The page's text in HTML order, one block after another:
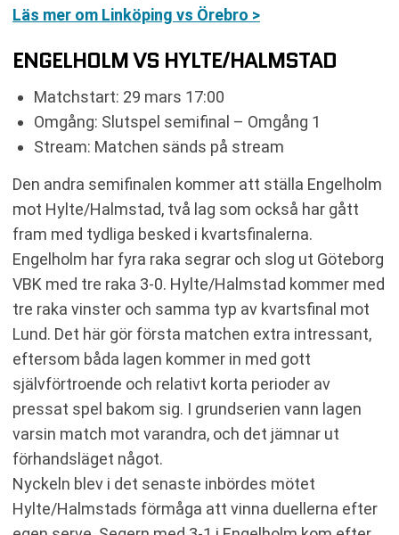
Läs mer om Linköping vs Örebro >
ENGELHOLM VS HYLTE/HALMSTAD
Matchstart: 29 mars 17:00
Omgång: Slutspel semifinal – Omgång 1
Stream: Matchen sänds på stream
Den andra semifinalen kommer att ställa Engelholm
mot Hylte/Halmstad, två lag som också har gått
fram med tydliga besked i kvartsfinalerna.
Engelholm har fyra raka segrar och slog ut Göteborg
VBK med tre raka 3-0. Hylte/Halmstad kommer med
tre raka vinster och samma typ av kvartsfinal mot
Lund. Det här gör första matchen extra intressant,
eftersom båda lagen kommer in med gott
självförtroende och relativt korta perioder av
pressat spel bakom sig. I grundserien vann lagen
varsin match mot varandra, och det jämnar ut
förhandsläget något.
Nyckeln blev i det senaste inbördes mötet
Hylte/Halmstads förmåga att vinna duellerna efter